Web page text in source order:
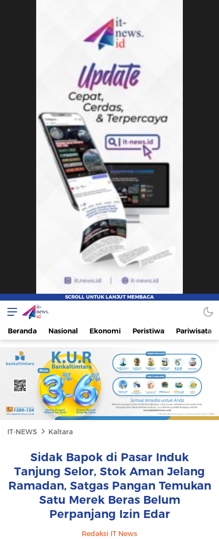
IT-NEWS
Update Cepat, Cerdas, dan Terpercaya
Beranda Nasional Ekonomi Peristiwa Pariwisata
IT-NEWS Kaltara
Sidak Bapok di Pasar Induk
Tanjung Selor, Stok Aman Jelang
Ramadan, Satgas Pangan Temukan
Satu Merek Beras Belum
Perpanjang Izin Edar
Redaksi IT News